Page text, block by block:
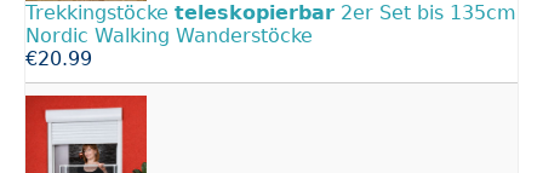
Trekkingstöcke teleskopierbar 2er Set bis 135cm
Nordic Walking Wanderstöcke
€20.99